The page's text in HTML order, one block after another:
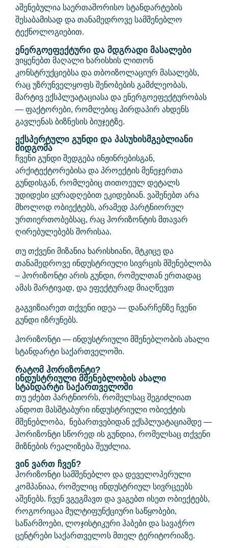
აშენებულია საერთაშორისო სტანდარტების
შესაბამისად და თანამედროვე სამშენებლო
ტექნოლოგიებით.
ენერგოეფექტური და მდგრადი მასალები
ვიყენებთ მაღალი ხარისხის ლითონ
კონსტრუქციებსა და თბოიზოლაციურ მასალებს,
რაც უზრუნველყოფს შენობების გამძლეობას,
მარტივ ექსპლუატაციასა და ენერგოეფექტურობას
— ფაქტორები, რომლებიც პირდაპირ ახდენს
გავლენას ბიზნესის ბიუჯეტზე.
ექსპერტული გუნდი და პასუხისმგებლიანი
მიდგომა
ჩვენი გუნდი შედგება ინჟინრებისგან,
არქიტექტორებისა და პროექტის მენეჯერთა
გუნდისგან, რომლებიც თითოეულ დეტალს
უდიდესი ყურადღებით ეკიდებიან. ვაშენებთ არა
მხოლოდ ობიექტებს, არამედ პარტნიორულ
ურთიერთობებსაც, რაც ჰორიზონტის მთავარ
ღირებულებებს შორისაა.
თუ თქვენი მიზანია ხარისხიანი, მტკიცე და
თანამედროვე ინდუსტრიული სივრცის მშენებლობა
– ჰორიზონტი არის გუნდი, რომელთან ერთადაც
ამას მარტივად, და ეფექტურად მიაღწევთ
გაგვიზიარეთ თქვენი იდეა — დანარჩენზე ჩვენი
გუნდი იზრუნებს.
ჰორიზონტი — ინდუსტრიული მშენებლობის ახალი
სტანდარტი საქართველოში.
რატომ ჰორიზონტი?
ინდუსტრიული მშენებლობის ახალი
სტანდარტი საქართველოში
თუ ეძებთ პარტნიორს, რომელსაც შეგიძლიათ
ანდოთ მასშტაბური ინდუსტრიული ობიექტის
მშენებლობა, ნებართვებიდან ექსპლუატაციამდე —
ჰორიზონტი სწორედ ის გუნდია, რომელსაც თქვენი
მიზნების რეალიზება შეუძლია.
ვინ ვართ ჩვენ?
ჰორიზონტი სამშენებლო და დეველოპერული
კომპანიაა, რომელიც ინდუსტრიულ სივრცეებს
აშენებს. ჩვენ ვგეგმავთ და ვაგებთ ისეთ ობიექტებს,
როგორიცაა მულტიფუნქციური საწყობები,
საწარმოები, ლოჯისტიკური ჰაბები და სავაჭრო
ცენტრები საქართველოს მთელ ტერიტორიაზე.